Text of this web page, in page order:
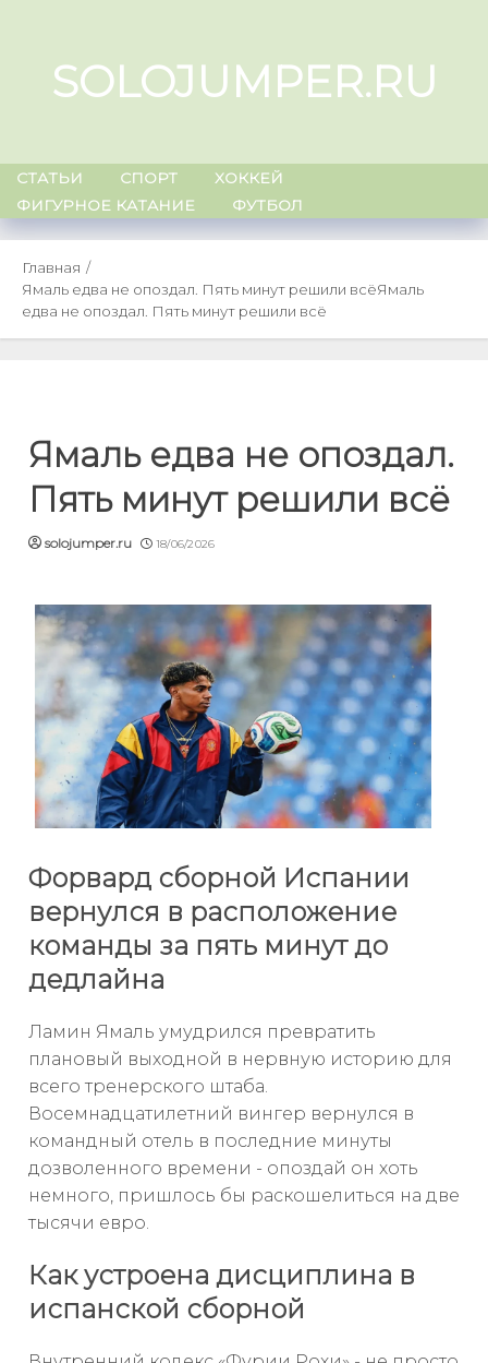
contentSOLOJUMPER.RU
СТАТЬИ СПОРТ
ХОККЕЙ
ФИГУРНОЕ КАТАНИЕ
ФУТБОЛ
Главная
Ямаль едва не опоздал. Пять минут решили всёЯмаль
едва не опоздал. Пять минут решили всё
Ямаль едва не опоздал.
Пять минут решили всё
solojumper.ru 18/06/2026
Форвард сборной Испании
вернулся в расположение
команды за пять минут до
дедлайна
Ламин Ямаль умудрился превратить
плановый выходной в нервную историю для
всего тренерского штаба.
Восемнадцатилетний вингер вернулся в
командный отель в последние минуты
дозволенного времени - опоздай он хоть
немного, пришлось бы раскошелиться на две
тысячи евро.
Как устроена дисциплина в
испанской сборной